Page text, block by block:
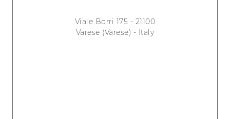
Viale Borri 175 - 21100
Varese (Varese) - Italy